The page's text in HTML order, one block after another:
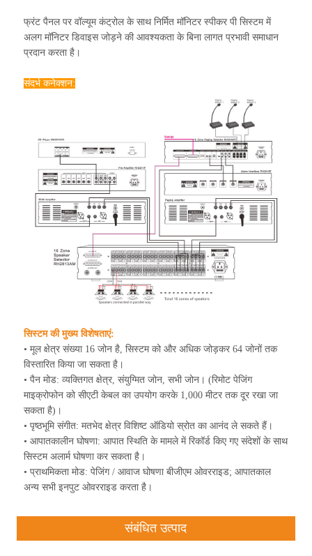
फ्रंट पैनल पर वॉल्यूम कंट्रोल के साथ निर्मित मॉनिटर स्पीकर पी सिस्टम में
अलग मॉनिटर डिवाइस जोड़ने की आवश्यकता के बिना लागत प्रभावी समाधान
प्रदान करता है।
संदर्भ कनेक्शन:
सिस्टम की मुख्य विशेषताएं:
• मूल क्षेत्र संख्या 16 जोन है, सिस्टम को और अधिक जोड़कर 64 जोनों तक
विस्तारित किया जा सकता है।
• पैन मोड: व्यक्तिगत क्षेत्र, संयुग्मित जोन, सभी जोन। (रिमोट पेजिंग
माइक्रोफोन को सीएटी केबल का उपयोग करके 1,000 मीटर तक दूर रखा जा
सकता है)।
• पृष्ठभूमि संगीत: मतभेद क्षेत्र विशिष्ट ऑडियो स्रोत का आनंद ले सकते हैं।
• आपातकालीन घोषणा: आपात स्थिति के मामले में रिकॉर्ड किए गए संदेशों के साथ
सिस्टम अलार्म घोषणा कर सकता है।
• प्राथमिकता मोड: पेजिंग / आवाज घोषणा बीजीएम ओवरराइड; आपातकाल
अन्य सभी इनपुट ओवरराइड करता है।
संबंधित उत्पाद